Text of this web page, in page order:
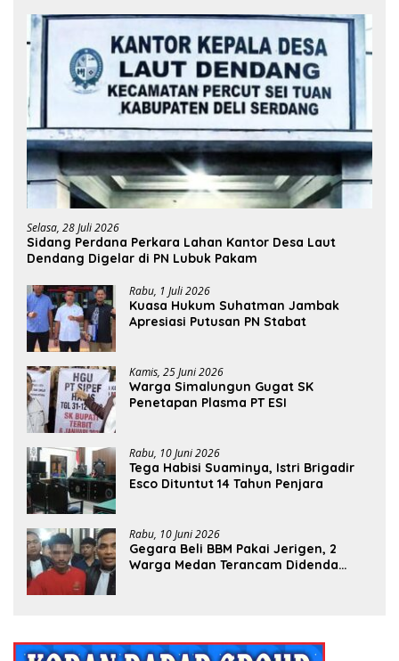
Selasa, 28 Juli 2026
Sidang Perdana Perkara Lahan Kantor Desa Laut
Dendang Digelar di PN Lubuk Pakam
Rabu, 1 Juli 2026
Kuasa Hukum Suhatman Jambak
Apresiasi Putusan PN Stabat
Kamis, 25 Juni 2026
Warga Simalungun Gugat SK
Penetapan Plasma PT ESI
Rabu, 10 Juni 2026
Tega Habisi Suaminya, Istri Brigadir
Esco Dituntut 14 Tahun Penjara
Rabu, 10 Juni 2026
Gegara Beli BBM Pakai Jerigen, 2
Warga Medan Terancam Didenda